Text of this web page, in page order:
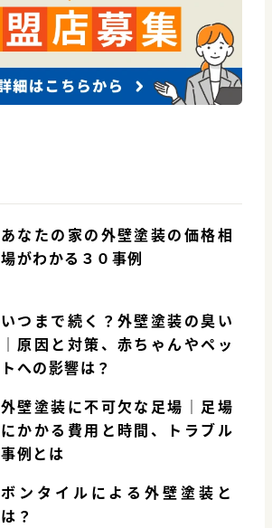
あなたの家の外壁塗装の価格相
場がわかる３０事例
いつまで続く？外壁塗装の臭い
｜原因と対策、赤ちゃんやペッ
トへの影響は？
外壁塗装に不可欠な足場｜足場
にかかる費用と時間、トラブル
事例とは
ボンタイルによる外壁塗装と
は？